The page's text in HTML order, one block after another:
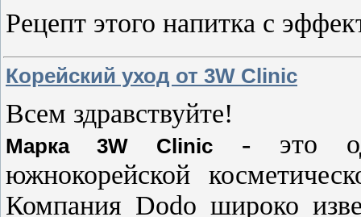
Рецепт этого напитка с
Корейский уход от 3W Clinic
Всем здравствуйте!
Марка 3W Clinic- это
южнокорейской
Компания Dodo широко